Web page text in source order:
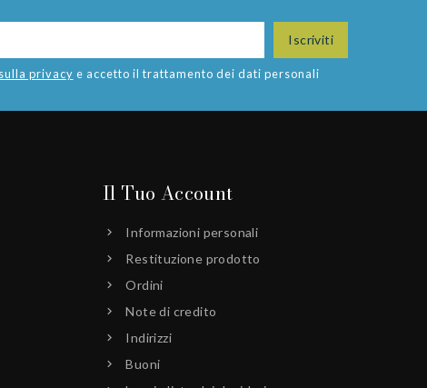
privacy e accetto il trattamento dei dati personali
Il Tuo Account
Informazioni personali
Restituzione prodotto
Ordini
Note di credito
Indirizzi
Buoni